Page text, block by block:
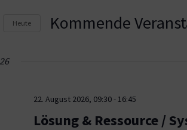
Heute Kommende
22. August 2026, 09:30- 16:45
Lösung & Ressource /